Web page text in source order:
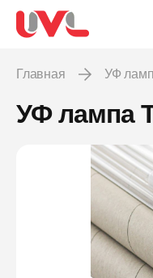
Главная УФ
УФ лампа